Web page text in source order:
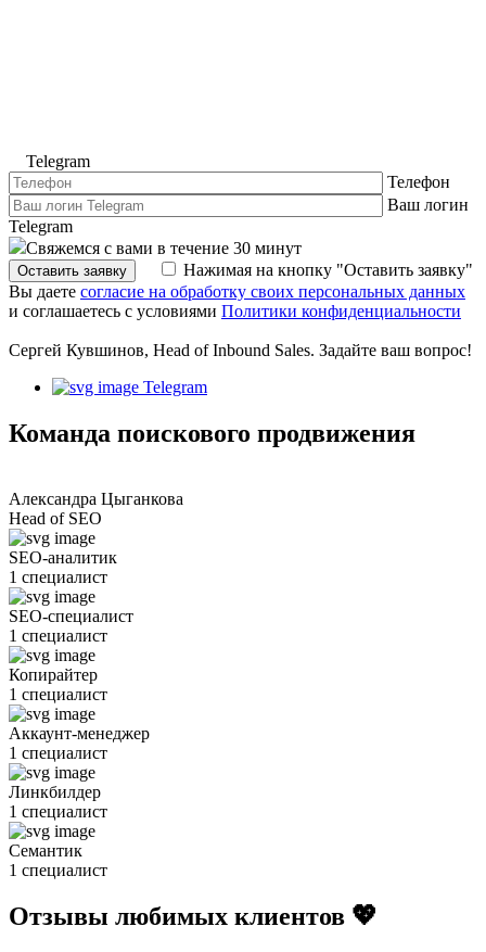
Telegram
Телефон
Ваш логин
Telegram
Свяжемся с вами в течение 30 минут
Оставить заявку
Нажимая на кнопку "Оставить заявку"
Вы даете согласие на обработку своих персональных данных
и соглашаетесь с условиями Политики конфиденциальности
Сергей Кувшинов, Head of Inbound Sales. Задайте ваш вопрос!
Telegram
Команда поискового продвижения
Александра Цыганкова
Head of SEO
SEO-аналитик
1 специалист
SEO-специалист
1 специалист
Копирайтер
1 специалист
Аккаунт-менеджер
1 специалист
Линкбилдер
1 специалист
Семантик
1 специалист
Отзывы любимых клиентов 💖